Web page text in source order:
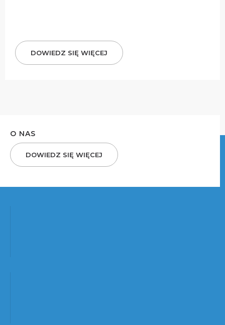
DOWIEDZ SIĘ WIĘCEJ
O NAS
DOWIEDZ SIĘ WIĘCEJ